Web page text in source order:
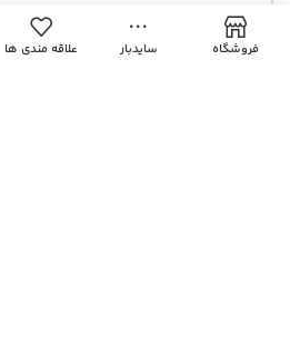
فروشگاه سایدبار علاقه مندی ها